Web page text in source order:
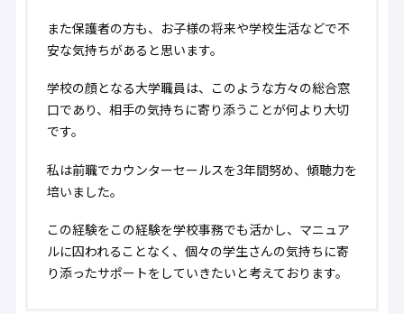
また保護者の方も、お子様の将来や学校生活などで不
安な気持ちがあると思います。
学校の顔となる大学職員は、このような方々の総合窓
口であり、相手の気持ちに寄り添うことが何より大切
です。
私は前職でカウンターセールスを3年間努め、傾聴力を
培いました。
この経験をこの経験を学校事務でも活かし、マニュア
ルに囚われることなく、個々の学生さんの気持ちに寄
り添ったサポートをしていきたいと考えております。